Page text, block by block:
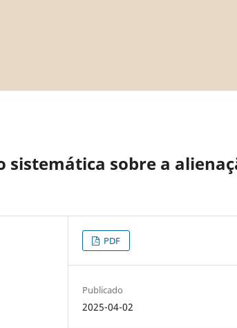
sobre a
PDF
Publicado
2025-04-02